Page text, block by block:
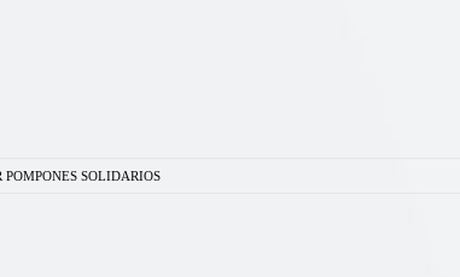
POMPONES SOLIDARIOS